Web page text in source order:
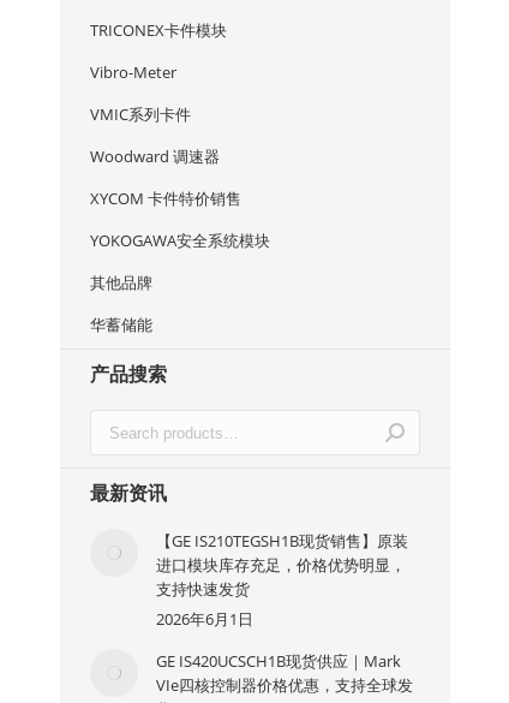
TRICONEX卡件模块
Vibro-Meter
VMIC系列卡件
Woodward 调速器
XYCOM 卡件特价销售
YOKOGAWA安全系统模块
其他品牌
华蓄储能
产品搜索
最新资讯
【GE IS210TEGSH1B现货销售】原装
进口模块库存充足，价格优势明显，
支持快速发货
2026年6月1日
GE IS420UCSCH1B现货供应｜Mark
VIe四核控制器价格优惠，支持全球发